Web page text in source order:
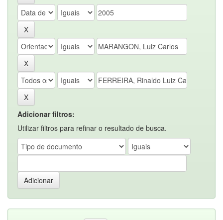
Adicionar filtros:
Utilizar filtros para refinar o resultado de busca.